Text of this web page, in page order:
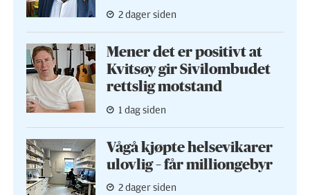
2 dager siden
Mener det er positivt at
Kvitsøy gir Sivilombudet
rettslig motstand
1 dag siden
Vågå kjøpte helse­vikarer
ulovlig – får milliongebyr
2 dager siden